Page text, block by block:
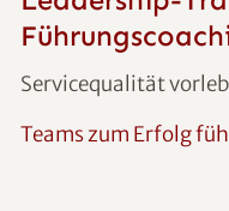
Servicequalität
Teams zum Erfolg